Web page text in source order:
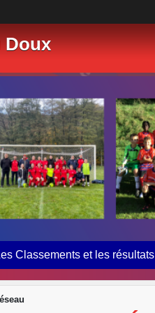
Doux
Classements et les résultats